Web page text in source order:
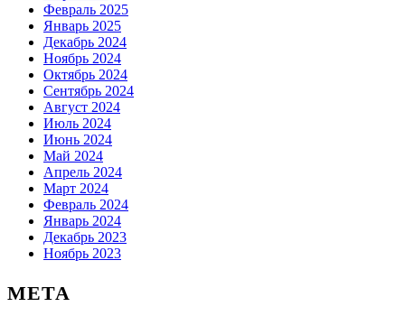
Февраль 2025
Январь 2025
Декабрь 2024
Ноябрь 2024
Октябрь 2024
Сентябрь 2024
Август 2024
Июль 2024
Июнь 2024
Май 2024
Апрель 2024
Март 2024
Февраль 2024
Январь 2024
Декабрь 2023
Ноябрь 2023
МЕТА